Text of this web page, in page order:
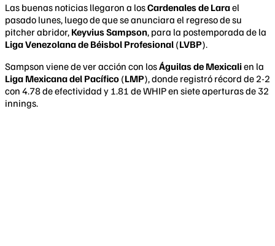
Las buenas noticias llegaron a losCardenales de Larael
pasado lunes, luego de que se anunciara el regreso de su
pitcher abridor, Keyvius Sampson, para la postemporada de la
Liga Venezolana de Béisbol Profesional (LVBP).
Sampson viene de ver acción con losÁguilas de Mexicalien la
Liga Mexicana del Pacífico (LMP), donde registró récord de 2-2
con 4.78 de efectividad y 1.81 de WHIP en siete aperturas de 32
innings.